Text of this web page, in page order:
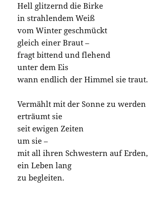
Hell glitzernd die Birke
in strahlendem Weiß
vom Winter geschmückt
gleich einer Braut –
fragt bittend und flehend
unter dem Eis
wann endlich der Himmel sie traut.
Vermählt mit der Sonne zu werden
erträumt sie
seit ewigen Zeiten
um sie –
mit all ihren Schwestern auf Erden,
ein Leben lang
zu begleiten.